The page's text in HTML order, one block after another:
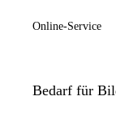
Online-Service
Bedarf für